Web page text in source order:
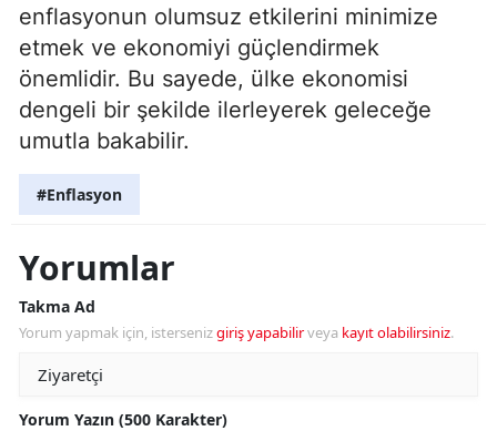
enflasyonun olumsuz etkilerini minimize
etmek ve ekonomiyi güçlendirmek
önemlidir. Bu sayede, ülke ekonomisi
dengeli bir şekilde ilerleyerek geleceğe
umutla bakabilir.
#Enflasyon
Yorumlar
Takma Ad
Yorum yapmak için, istersenizgiriş yapabilirveya kayıt olabilirsiniz.
Yorum Yazın (500 Karakter)